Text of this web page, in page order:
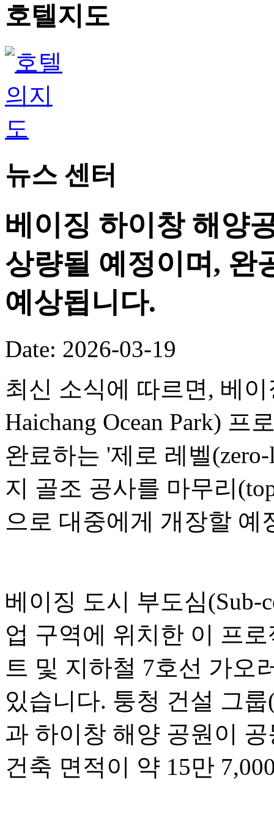
호텔지도
뉴스 센터
베이징 하이창 해양
상량될 예정이며, 완
예상됩니다.
Date: 2026-03-19
최신 소식에 따르면, 베
Haichang Ocean Park)
완료하는 '제로 레벨
지 골조 공사를 마무리
으로 대중에게 개장할 예
베이징 도시 부도심(Sub-
업 구역에 위치한 이 프
트 및 지하철 7호선 가오
있습니다. 퉁청 건설 그룹
과 하이창 해양 공원이
건축 면적이 약 15만